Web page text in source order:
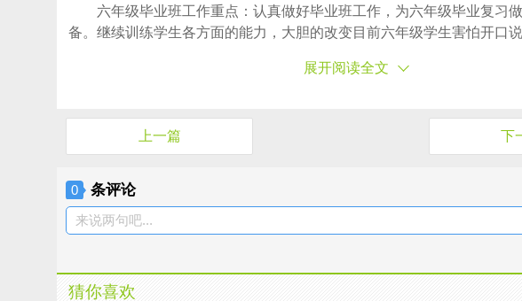
六年级毕业班工作重点：认真做好毕业班工作，为六年级毕业复习
备。继续训练学生各方面的能力，大胆的改变目前六年级学生害怕开口说
展开阅读全文
上一篇 下
0 条评论
来说两句吧...
猜你喜欢